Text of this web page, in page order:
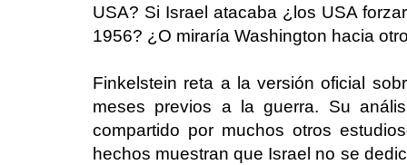
USA? Si Israel atacaba ¿los USA
1956? ¿O miraría Washington hacia
Finkelstein reta a la versión oficial
meses previos a la guerra. Su
compartido por muchos otros
hechos muestran que Israel no se